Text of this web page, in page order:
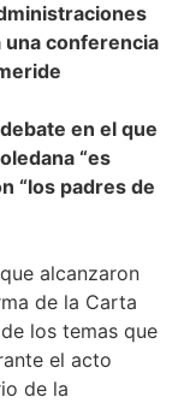
una conferencia
en el que
“es
“los padres de
alcanzaron
de la Carta
los temas que
el acto
de la